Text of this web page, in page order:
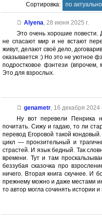
Сортировка: по
Alyena 28 июня 2025 г.
Это очень хорошие повести.
не спасают мир и не встают
живут, делают своё дело,
оказывается :) Но это не уютное
подростковое фэнтези (впрочем,
Это для взрослых.
genametr, 16 декабря 2024
Ну вот перевели Пенрика
почитать. Сижу и гадаю, то ли
перевод Егоровой такой
цикл — пронзительный и
страстей. И язык бедный. Так
времени. Тут и там
беззубая сказочка про
ничего. Вторая книга скучнее. И
прежнему можно и даже местами
то автор могла сочинять истории и